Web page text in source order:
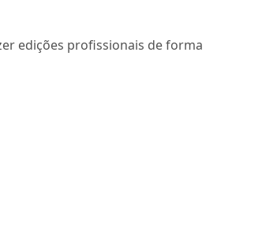
edições profissionais de forma